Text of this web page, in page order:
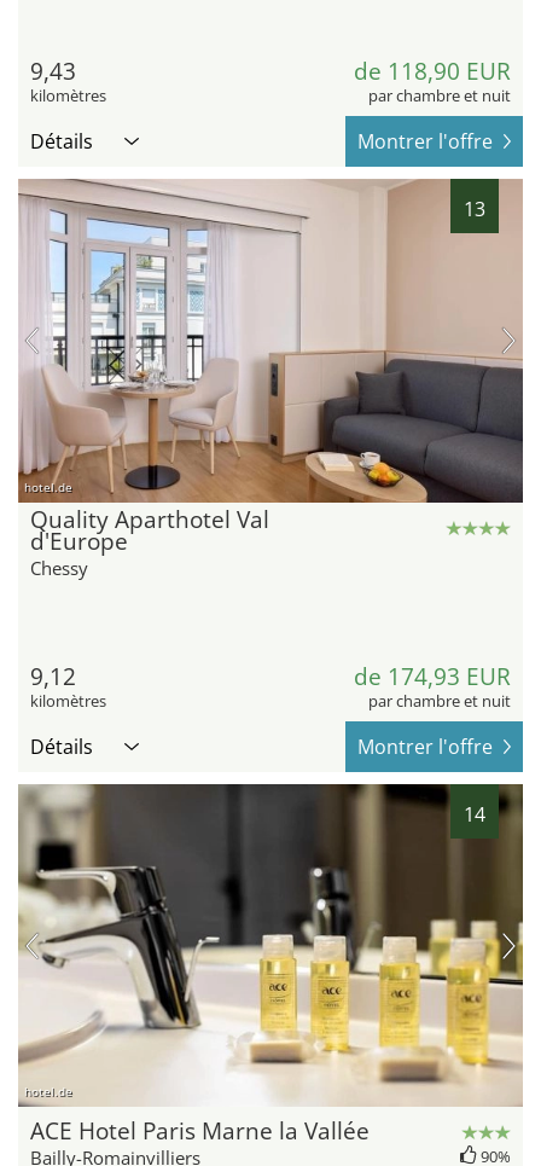
9,43
kilomètres
de 118,90 EUR
par chambre et nuit
Détails Montrer l'offre
13
hotel.de
Quality Aparthotel Val
d'Europe
Chessy
9,12
kilomètres
de 174,93 EUR
par chambre et nuit
Détails Montrer l'offre
14
hotel.de
ACE Hotel Paris Marne la Vallée
Bailly-Romainvilliers 90%